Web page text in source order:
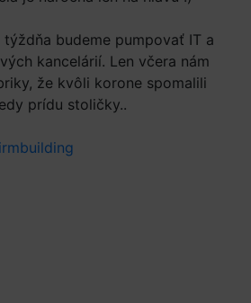
budeme pumpovať IT a
kancelárií. Len včera nám
že kvôli korone spomalili
prídu stoličky..